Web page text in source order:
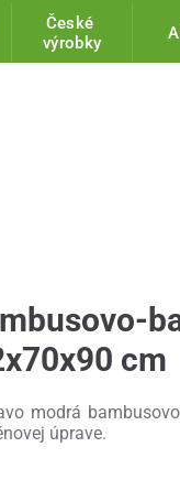
České
výrobky
cm
modrá
úprave.